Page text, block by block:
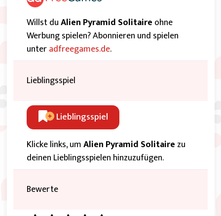
Willst duAlien Pyramid Solitaire ohne
Werbung spielen? Abonnieren und spielen
unteradfreegames.de.
Lieblingsspiel
Lieblingsspiel
Klicke links, umAlien Pyramid Solitaire zu
deinen Lieblingsspielen hinzuzufügen.
Bewerte